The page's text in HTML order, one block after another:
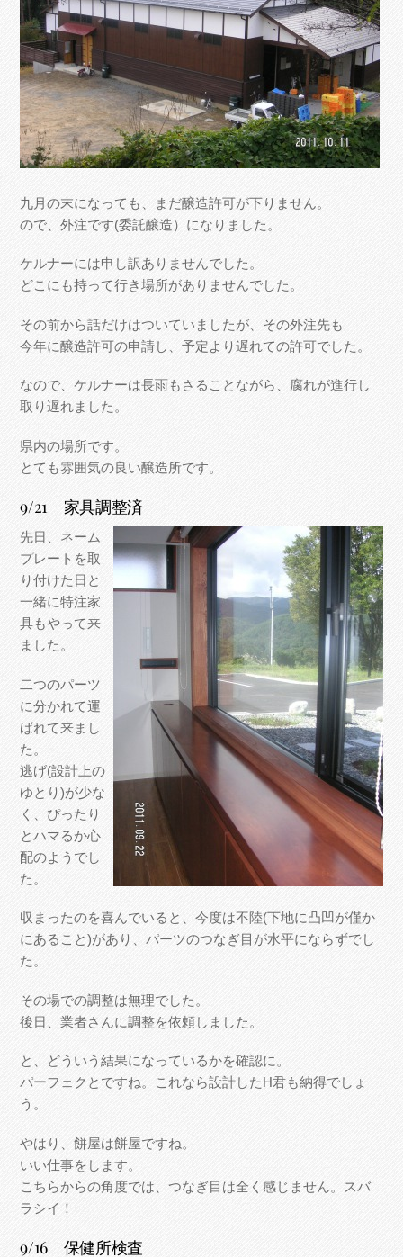
九月の末になっても、まだ醸造許可が下りません。
ので、外注です(委託醸造）になりました。
ケルナーには申し訳ありませんでした。
どこにも持って行き場所がありませんでした。
その前から話だけはついていましたが、その外注先も
今年に醸造許可の申請し、予定より遅れての許可でした。
なので、ケルナーは長雨もさることながら、腐れが進行し
取り遅れました。
県内の場所です。
とても雰囲気の良い醸造所です。
9/21 家具調整済
先日、ネーム
プレートを取
り付けた日と
一緒に特注家
具もやって来
ました。
二つのパーツ
に分かれて運
ばれて来まし
た。
逃げ(設計上の
ゆとり)が少な
く、ぴったり
とハマるか心
配のようでし
た。
収まったのを喜んでいると、今度は不陸(下地に凸凹が僅か
にあること)があり、パーツのつなぎ目が水平にならずでし
た。
その場での調整は無理でした。
後日、業者さんに調整を依頼しました。
と、どういう結果になっているかを確認に。
パーフェクとですね。これなら設計したH君も納得でしょ
う。
やはり、餅屋は餅屋ですね。
いい仕事をします。
こちらからの角度では、つなぎ目は全く感じません。スバ
ラシイ！
9/16 保健所検査